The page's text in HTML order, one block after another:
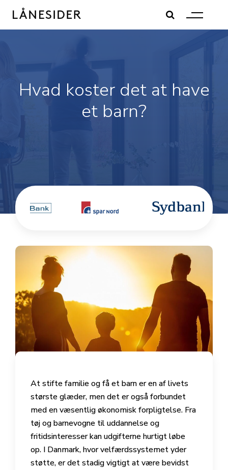
content
Hvad koster det at have
et barn?
At stifte familie og få et barn er en af livets
største glæder, men det er også forbundet
med en væsentlig økonomisk forpligtelse. Fra
tøj og barnevogne til uddannelse og
fritidsinteresser kan udgifterne hurtigt løbe
op. I Danmark, hvor velfærdssystemet yder
støtte, er det stadig vigtigt at være bevidst